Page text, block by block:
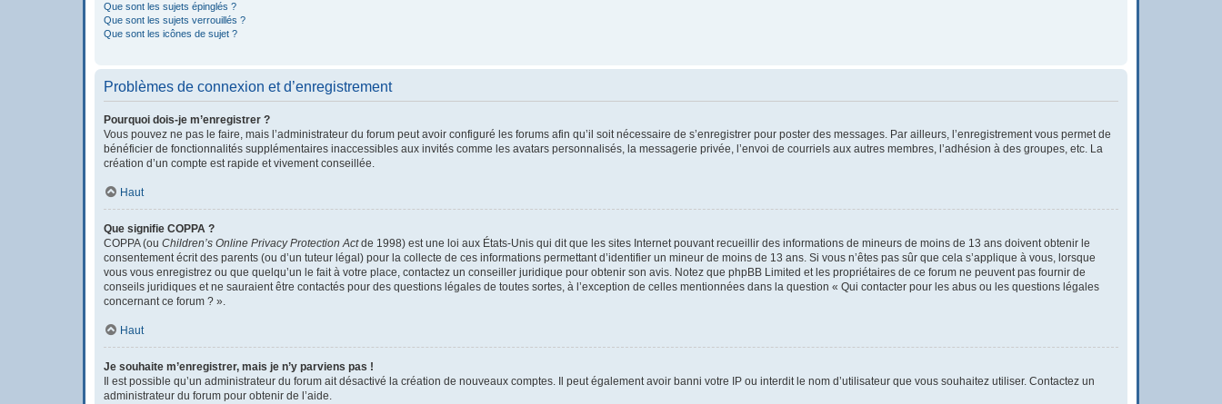
Que sont les sujets épinglés ?
Que sont les sujets verrouillés ?
Que sont les icônes de sujet ?
Problèmes de connexion et d’enregistrement
Pourquoi dois-je m’enregistrer ?
Vous pouvez ne pas le faire, mais l’administrateur du forum peut avoir configuré les forums afin qu’il soit nécessaire de s’enregistrer pour poster des messages. Par ailleurs, l’enregistrement vous permet de
bénéficier de fonctionnalités supplémentaires inaccessibles aux invités comme les avatars personnalisés, la messagerie privée, l’envoi de courriels aux autres membres, l’adhésion à des groupes, etc. La
création d’un compte est rapide et vivement conseillée.
Haut
Que signifie COPPA ?
COPPA (ou Children’s Online Privacy Protection Actde 1998) est une loi aux États-Unis qui dit que les sites Internet pouvant recueillir des informations de mineurs de moins de 13 ans doivent obtenir le
consentement écrit des parents (ou d’un tuteur légal) pour la collecte de ces informations permettant d’identifier un mineur de moins de 13 ans. Si vous n’êtes pas sûr que cela s’applique à vous, lorsque
vous vous enregistrez ou que quelqu’un le fait à votre place, contactez un conseiller juridique pour obtenir son avis. Notez que phpBB Limited et les propriétaires de ce forum ne peuvent pas fournir de
conseils juridiques et ne sauraient être contactés pour des questions légales de toutes sortes, à l’exception de celles mentionnées dans la question « Qui contacter pour les abus ou les questions légales
concernant ce forum ? ».
Haut
Je souhaite m’enregistrer, mais je n’y parviens pas !
Il est possible qu’un administrateur du forum ait désactivé la création de nouveaux comptes. Il peut également avoir banni votre IP ou interdit le nom d’utilisateur que vous souhaitez utiliser. Contactez un
administrateur du forum pour obtenir de l’aide.